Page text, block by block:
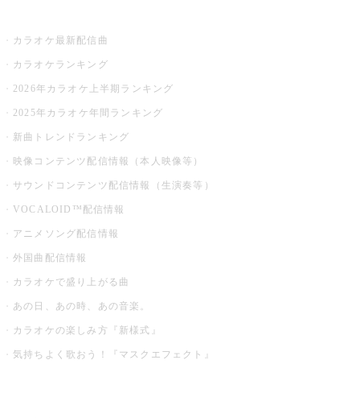
カラオケ最新配信曲
カラオケランキング
2026年カラオケ上半期ランキング
2025年カラオケ年間ランキング
新曲トレンドランキング
映像コンテンツ配信情報（本人映像等）
サウンドコンテンツ配信情報（生演奏等）
VOCALOID™配信情報
アニメソング配信情報
外国曲配信情報
カラオケで盛り上がる曲
あの日、あの時、あの音楽。
カラオケの楽しみ方『新様式』
気持ちよく歌おう！『マスクエフェクト』